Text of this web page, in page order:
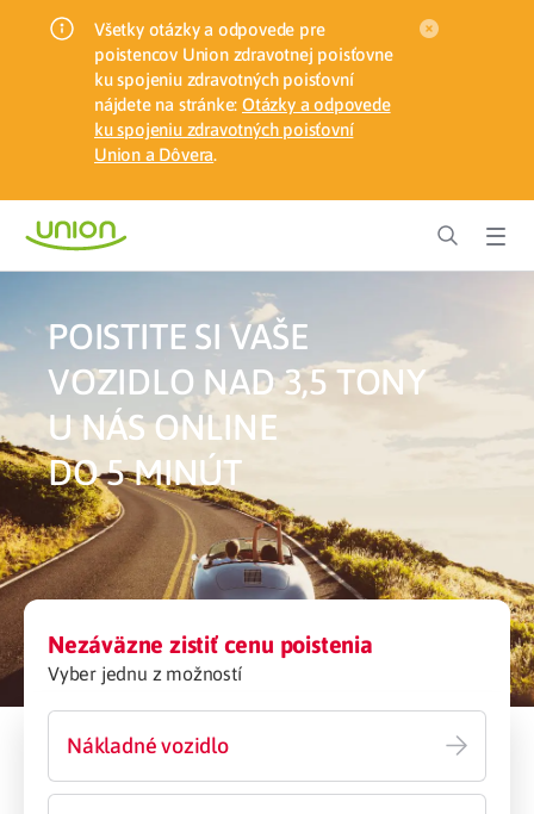
Všetky otázky a odpovede pre
poistencov Union zdravotnej poisťovne
ku spojeniu zdravotných poisťovní
nájdete na stránke: Otázky a odpovede
ku spojeniu zdravotných poisťovní
Union a Dôvera.
POISTITE SI VAŠE
VOZIDLO NAD 3,5 TONY
U NÁS ONLINE
DO 5 MINÚT
Nezáväzne zistiť cenu poistenia
Vyber jednu z možností
Nákladné vozidlo